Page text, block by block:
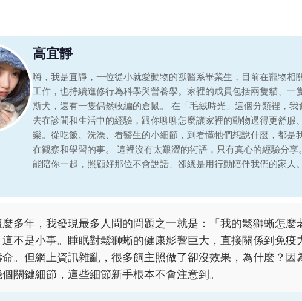
高宜靜
嗨，我是宜靜，一位從小就愛動物的獸醫系畢業生，目前在寵物相
工作，也持續進修行為科學與營養學。家裡的成員包括兩隻貓、一
斯犬，還有一隻偶然收編的倉鼠。 在「毛絨時光」這個分類裡，我
去在診間和生活中的經驗，跟你聊聊怎麼讓家裡的動物過得更舒服
樂。從吃飯、洗澡、看醫生的小細節，到看懂牠們想說什麼，都是
在觀察和學習的事。 這裡沒有太艱澀的術語，只有真心的經驗分享
能陪你一起，照顧好那位不會說話、卻總是用行動陪伴我們的家人。
多年，我發現最多人問的問題之一就是：「我的鬆獅蜥怎麼
不是小事。睡眠對鬆獅蜥的健康影響巨大，直接關係到免疫
。但網上資訊雜亂，很多飼主照做了卻沒效果，為什麼？因
關鍵細節，這些細節新手根本不會注意到。